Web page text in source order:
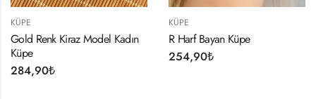
Kadın
R Harf Bayan Küpe
316L Çelik Gold